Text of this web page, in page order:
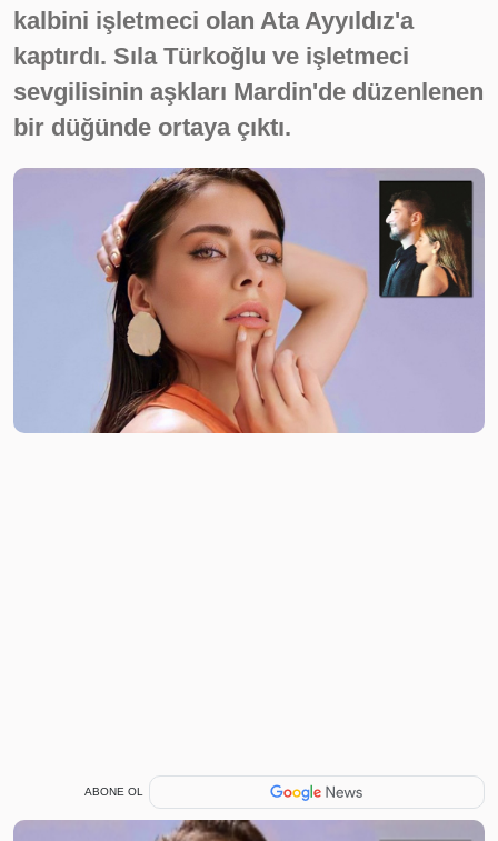
kalbini işletmeci olan Ata Ayyıldız'a
kaptırdı. Sıla Türkoğlu ve işletmeci
sevgilisinin aşkları Mardin'de düzenlenen
bir düğünde ortaya çıktı.
ABONE OL